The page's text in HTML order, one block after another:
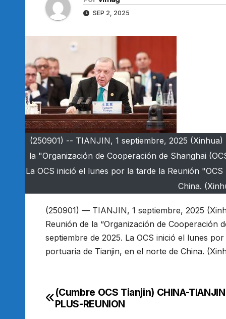
SEP 2, 2025
(250901) -- TIANJIN, 1 septiembre, 2025
la "Organización de Cooperación de Shanghai
La OCS inició el lunes por la tarde la Reunión
China.
(250901) — TIANJIN, 1 septiembre, 2025
Reunión de la “Organización de Cooperación
septiembre de 2025. La OCS inició el lunes
portuaria de Tianjin, en el norte de China.
Navegación
(Cumbre OCS Tianjin) CHINA-
PLUS-REUNION